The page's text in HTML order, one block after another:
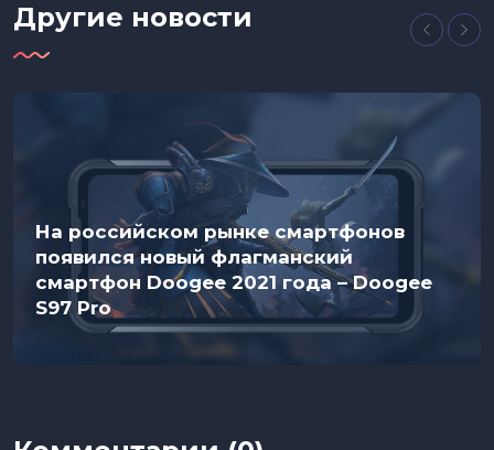
Другие новости
На российском рынке смартфонов
появился новый флагманский
смартфон Doogee 2021 года – Doogee
S97 Pro